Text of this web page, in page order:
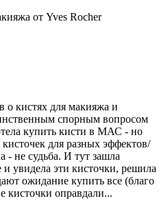
о кистях для макияжа и
спорным вопросом
купить кисти в МАС - но
для разных эффектов/
- не судьба. И тут зашла
увидела эти кисточки, решила
ожидание купить все (благо
оправдали...